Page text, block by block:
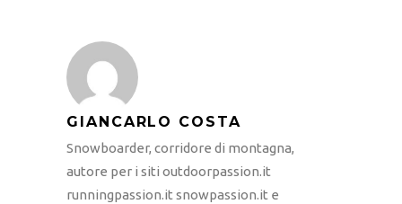
GIANCARLO COSTA
Snowboarder, corridore di montagna,
autore per i siti outdoorpassion.it
runningpassion.it snowpassion.it e